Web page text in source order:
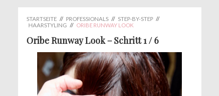
STARTSEITE // PROFESSIONALS // STEP-BY-STEP //
HAARSTYLING // ORIBE RUNWAY LOOK
Oribe Runway Look – Schritt 1 / 6